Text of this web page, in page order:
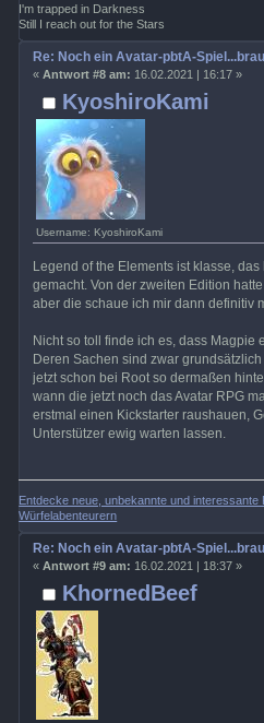
I'm trapped in Darkness
Still I reach out for the Stars
KyoshiroKami
Username: KyoshiroKami
Re: Noch ein Avatar-pbtA-
« Antwort #8 am: 16.02.2021 | 16:17 »
Legend of the Elements ist klasse,
gemacht. Von der zweiten Edition
aber die schaue ich mir dann definitiv
Nicht so toll finde ich es, dass Magpie
Deren Sachen sind zwar
jetzt schon bei Root so dermaßen
wann die jetzt noch das Avatar RPG
erstmal einen Kickstarter raushauen,
Unterstützer ewig warten lassen.
Entdecke neue, unbekannte und interessante
Würfelabenteurern
KhornedBeef
Re: Noch ein Avatar-pbtA-
« Antwort #9 am: 16.02.2021 | 18:37 »